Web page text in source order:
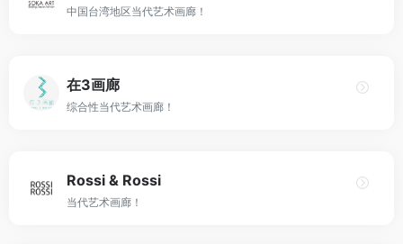
中国台湾地区当代艺术画廊！
在3画廊
综合性当代艺术画廊！
Rossi & Rossi
当代艺术画廊！